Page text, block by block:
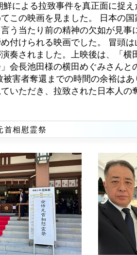
鮮による拉致事件を真正面に捉
この映画を見ました。 日本の
う当たり前の精神の欠如が見事
付けられる映画でした。 冒頭
奏されました。上映後は、「横
会長池田様の横田めぐみさんと
被害者奪還までの時間の余裕は
いただき、拉致された日本人の
首相慰霊祭